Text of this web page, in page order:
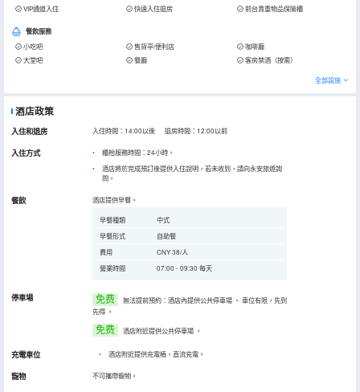
VIP通道入住
快速入住退房 前台貴重物品保險櫃
餐飲服務
小吃吧 售貨亭/便利店
咖啡廳
大堂吧
餐廳 客房禁酒（按需）
全部設施
酒店政策
入住和退房 入住時間：14:00以後 退房時間：12:00以前
入住方式
櫃枱服務時間：24小時。
酒店將於完成預訂後提供入住說明，若未收到，請向永安旅遊詢
問。
餐飲 酒店提供早餐。
早餐種類
中式
早餐形式
自助餐
費用
CNY 38/人
營業時間
07:00 - 09:30 每天
停車場 免费 無法提前預約：酒店內提供公共停車場 。 車位有限，先到
先得 。
免费 酒店附近提供公共停車場 。
充電車位 • 酒店附近提供充電樁，直流充電。
寵物 不可攜帶寵物。